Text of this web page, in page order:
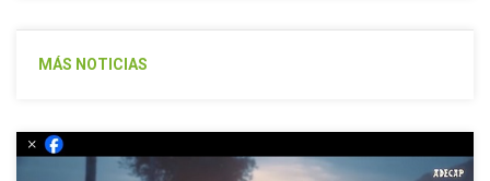
MÁS NOTICIAS